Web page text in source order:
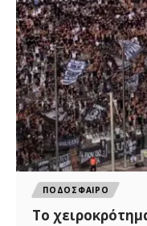
ΠΟΔΟΣΦΑΙΡΟ
Το